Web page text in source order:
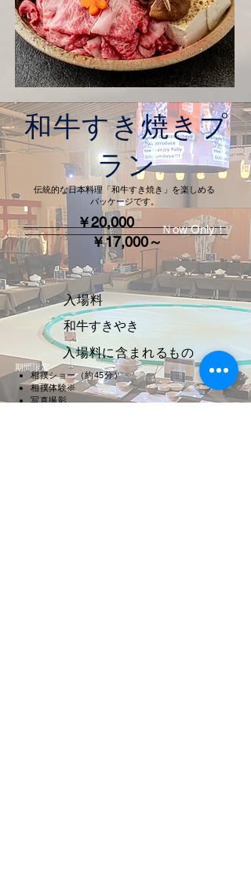
和牛すき焼きプ
ラン
伝統的な日本料理「和牛すき焼き」を楽しめる
パッケージです。
￥20,000
￥17,000～
入場料
和牛すきやき
入場料に含まれるもの
期間限定
相撲ショー（約45分）
相撲体験※
写真撮影
Ｎow Only！